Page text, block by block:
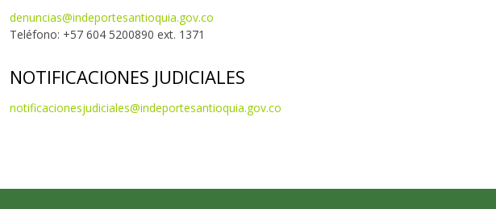
denuncias@indeportesantioquia.gov.co
Teléfono: +57 604 5200890 ext. 1371
NOTIFICACIONES JUDICIALES
notificacionesjudiciales@indeportesantioquia.gov.co